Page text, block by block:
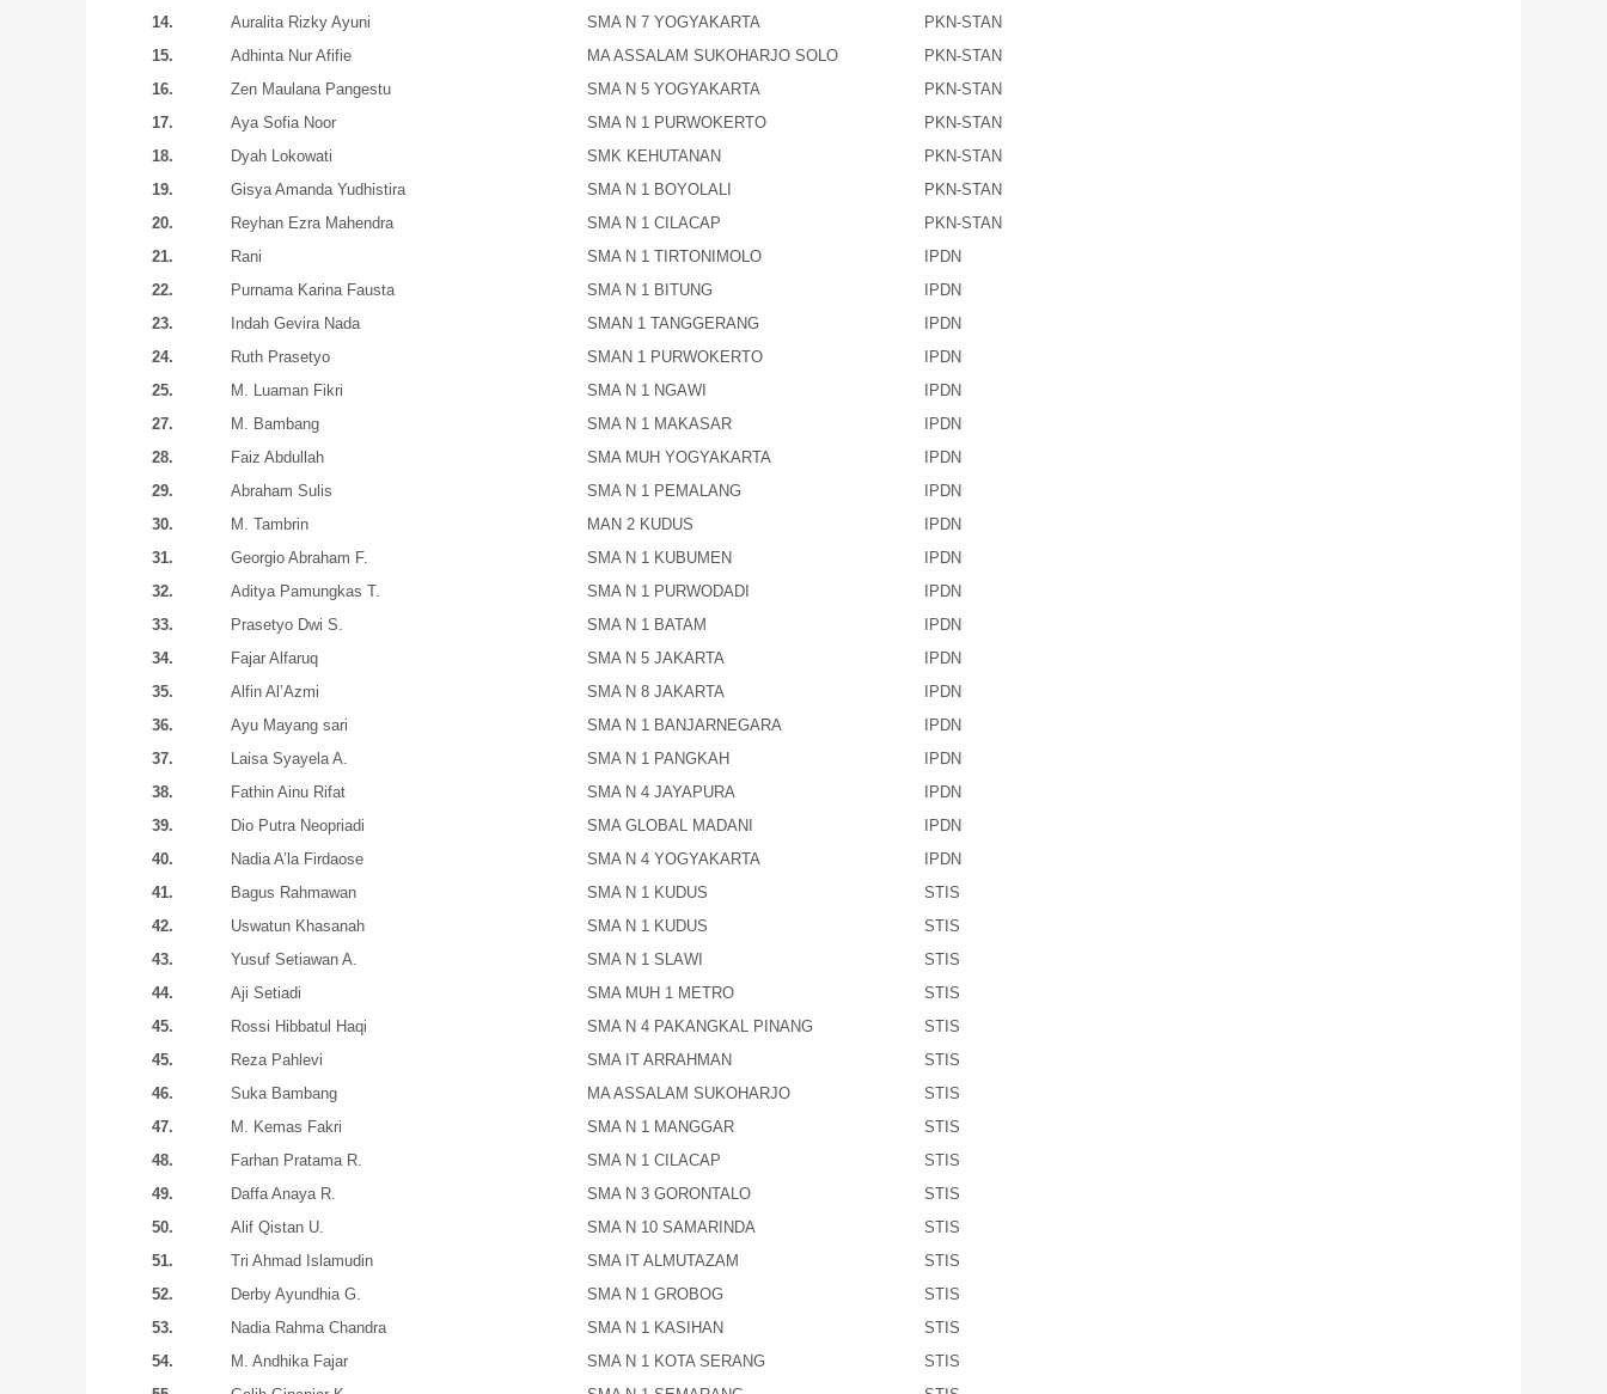
14.
Auralita Rizky Ayuni SMA N 7 YOGYAKARTA
PKN-STAN
15.
Adhinta Nur Afifie MA ASSALAM SUKOHARJO SOLO
PKN-STAN
16.
Zen Maulana Pangestu SMA N 5 YOGYAKARTA
PKN-STAN
17.
Aya Sofia Noor SMA N 1 PURWOKERTO
PKN-STAN
18.
Dyah Lokowati SMK KEHUTANAN
PKN-STAN
19.
Gisya Amanda Yudhistira SMA N 1 BOYOLALI
PKN-STAN
20.
Reyhan Ezra Mahendra SMA N 1 CILACAP
PKN-STAN
21.
Rani SMA N 1 TIRTONIMOLO
IPDN
22.
Purnama Karina Fausta SMA N 1 BITUNG
IPDN
23.
Indah Gevira Nada SMAN 1 TANGGERANG
IPDN
24.
Ruth Prasetyo SMAN 1 PURWOKERTO
IPDN
25.
M. Luaman Fikri SMA N 1 NGAWI
IPDN
27.
M. Bambang SMA N 1 MAKASAR
IPDN
28.
Faiz Abdullah SMA MUH YOGYAKARTA
IPDN
29.
Abraham Sulis SMA N 1 PEMALANG
IPDN
30.
M. Tambrin MAN 2 KUDUS
IPDN
31.
Georgio Abraham F. SMA N 1 KUBUMEN
IPDN
32.
Aditya Pamungkas T. SMA N 1 PURWODADI
IPDN
33.
Prasetyo Dwi S. SMA N 1 BATAM
IPDN
34.
Fajar Alfaruq SMA N 5 JAKARTA
IPDN
35.
Alfin Al’Azmi SMA N 8 JAKARTA
IPDN
36.
Ayu Mayang sari SMA N 1 BANJARNEGARA
IPDN
37.
Laisa Syayela A. SMA N 1 PANGKAH
IPDN
38.
Fathin Ainu Rifat SMA N 4 JAYAPURA
IPDN
39.
Dio Putra Neopriadi SMA GLOBAL MADANI
IPDN
40.
Nadia A’la Firdaose SMA N 4 YOGYAKARTA
IPDN
41.
Bagus Rahmawan SMA N 1 KUDUS
STIS
42.
Uswatun Khasanah SMA N 1 KUDUS
STIS
43.
Yusuf Setiawan A. SMA N 1 SLAWI
STIS
44.
Aji Setiadi SMA MUH 1 METRO
STIS
45.
Rossi Hibbatul Haqi SMA N 4 PAKANGKAL PINANG
STIS
45.
Reza Pahlevi SMA IT ARRAHMAN
STIS
46.
Suka Bambang MA ASSALAM SUKOHARJO
STIS
47.
M. Kemas Fakri SMA N 1 MANGGAR
STIS
48.
Farhan Pratama R. SMA N 1 CILACAP
STIS
49.
Daffa Anaya R. SMA N 3 GORONTALO
STIS
50.
Alif Qistan U. SMA N 10 SAMARINDA
STIS
51.
Tri Ahmad Islamudin SMA IT ALMUTAZAM
STIS
52.
Derby Ayundhia G. SMA N 1 GROBOG
STIS
53.
Nadia Rahma Chandra SMA N 1 KASIHAN
STIS
54.
M. Andhika Fajar SMA N 1 KOTA SERANG
STIS